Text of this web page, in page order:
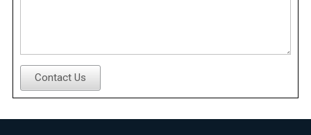
Contact Us